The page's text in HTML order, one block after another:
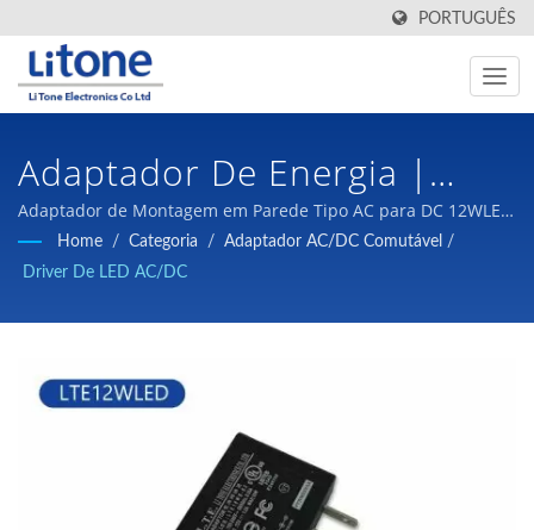
PORTUGUÊS
Adaptador De Energia |
Fabricante De
Transformador De Alta
Frequência | LTE
Adaptador de Montagem em Parede Tipo AC para DC 12WLED
| Componentes Magnéticos e Fontes de Alimentação de
Comutação de alta qualidade a preços competitivos são nosso
Home / Categoria / Adaptador AC/DC Comutável /
Driver De LED AC/DC